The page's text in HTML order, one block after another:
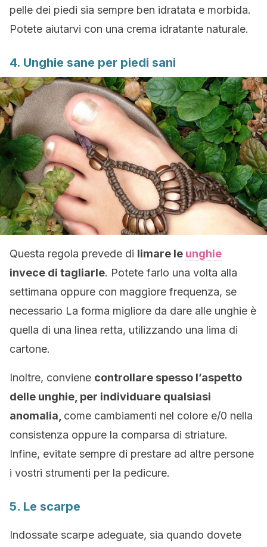
pelle dei piedi sia sempre ben idratata e morbida.
Potete aiutarvi con una crema idratante naturale.
4. Unghie sane per piedi sani
Questa regola prevede di limare le unghie
invece di tagliarle. Potete farlo una volta alla
settimana oppure con maggiore frequenza, se
necessario La forma migliore da dare alle unghie è
quella di una linea retta, utilizzando una lima di
cartone.
Inoltre, conviene controllare spesso l’aspetto
delle unghie, per individuare qualsiasi
anomalia, come cambiamenti nel colore e/0 nella
consistenza oppure la comparsa di striature.
Infine, evitate sempre di prestare ad altre persone
i vostri strumenti per la pedicure.
5. Le scarpe
Indossate scarpe adeguate, sia quando dovete